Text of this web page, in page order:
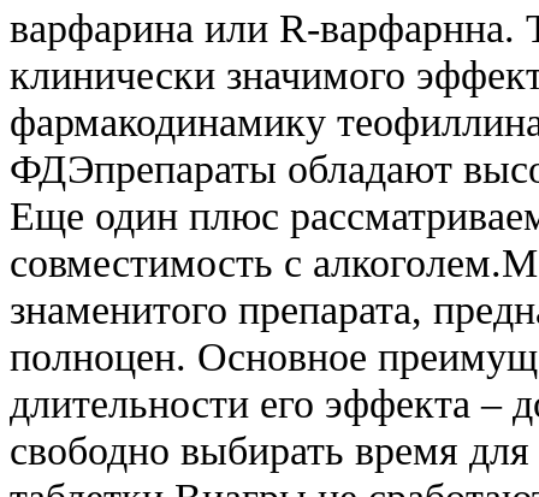
варфарина или R-варфарнна.
клинически значимого
фармакодинамику
ФДЭпрепараты обладают
Еще один плюс
совместимость с
знаменитого препарата,
полноцен. Основное
длительности его эффекта –
свободно выбирать время